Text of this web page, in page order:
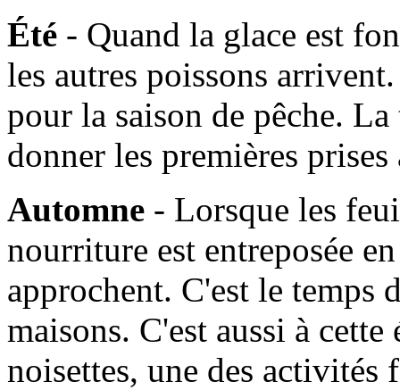
Été - Quand la glace est
les autres poissons
pour la saison de pêche.
donner les premières
Automne - Lorsque les
nourriture est entreposée
approchent. C'est le temps
maisons. C'est aussi à
noisettes, une des